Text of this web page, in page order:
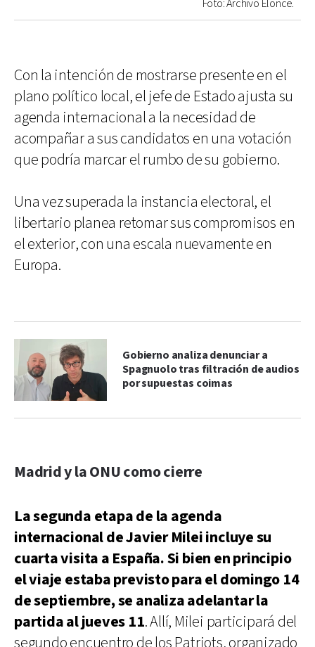
Foto: Archivo Elonce.
Con la intención de mostrarse presente en el
plano político local, el jefe de Estado ajusta su
agenda internacional a la necesidad de
acompañar a sus candidatos en una votación
que podría marcar el rumbo de su gobierno.
Una vez superada la instancia electoral, el
libertario planea retomar sus compromisos en
el exterior, con una escala nuevamente en
Europa.
Gobierno analiza denunciar a
Spagnuolo tras filtración de audios
por supuestas coimas
Madrid y la ONU como cierre
La segunda etapa de la agenda
internacional de Javier Milei incluye su
cuarta visita a España. Si bien en principio
el viaje estaba previsto para el domingo 14
de septiembre, se analiza adelantar la
partida al jueves 11. Allí, Milei participará del
segundo encuentro de los Patriots, organizado